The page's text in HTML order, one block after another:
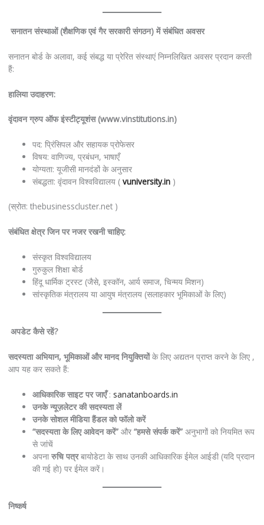
सनातन संस्थाओं(शैक्षणिक एवं गैर सरकारी संगठन) में संबंधित अवसर
सनातन बोर्ड के अलावा, कई संबद्ध या प्रेरित संस्थाएं निम्नलिखित अवसर प्रदान करती
हैं:
हालिया उदाहरण:
वृंदावन ग्रुप ऑफ इंस्टीट्यूशंस(www.vinstitutions.in)
पद: प्रिंसिपल और सहायक प्रोफेसर
विषय: वाणिज्य, प्रबंधन, भाषाएँ
योग्यता: यूजीसी मानदंडों के अनुसार
संबद्धता: वृंदावन विश्वविद्यालय ( vuniversity.in)
(स्रोत: thebusinesscluster.net )
संबंधित क्षेत्र जिन पर नजर रखनी चाहिए:
संस्कृत विश्वविद्यालय
गुरुकुल शिक्षा बोर्ड
हिंदू धार्मिक ट्रस्ट (जैसे, इस्कॉन, आर्य समाज, चिन्मय मिशन)
सांस्कृतिक मंत्रालय या आयुष मंत्रालय (सलाहकार भूमिकाओं के लिए)
अपडेट कैसे रहें?
सदस्यता अभियान, भूमिकाओं और मानद नियुक्तियोंके लिए अद्यतन प्राप्त करने के लिए ,
आप यह कर सकते हैं:
आधिकारिक साइट पर जाएँ: sanatanboards.in
उनके न्यूज़लेटर की सदस्यता लें
उनके सोशल मीडिया हैंडल को फॉलो करें
“सदस्यता के लिए आवेदन करें”और “हमसे संपर्क करें”अनुभागों को नियमित रूप
से जांचें
अपना रुचि पत्रबायोडेटा के साथ उनकी आधिकारिक ईमेल आईडी (यदि प्रदान
की गई हो) पर ईमेल करें।
निष्कर्ष